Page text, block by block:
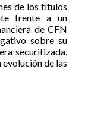
de los títulos
frente a un
de CFN
sobre su
securitizada.
de las